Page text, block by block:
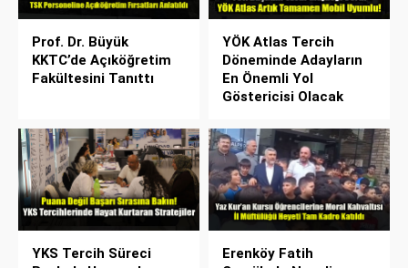
Prof. Dr. Büyük
KKTC’de Açıköğretim
Fakültesini Tanıttı
YÖK Atlas Tercih
Döneminde Adayların
En Önemli Yol
Göstericisi Olacak
YKS Tercih Süreci
Erenköy Fatih